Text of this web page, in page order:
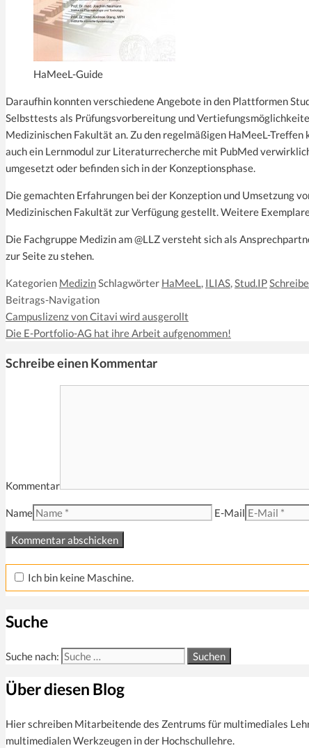
HaMeeL-Guide
Daraufhin konnten verschiedene Angebote in den Plattformen
Selbsttests als Prüfungsvorbereitung und
Medizinischen Fakultät an. Zu den regelmäßigen HaMeeL-
auch ein Lernmodul zur Literaturrecherche mit PubMed
umgesetzt oder befinden sich in der Konzeptionsphase.
Die gemachten Erfahrungen bei der Konzeption und Umsetzung
Medizinischen Fakultät zur Verfügung gestellt. Weitere
Die Fachgruppe Medizin am @LLZ versteht sich als
zur Seite zu stehen.
Kategorien MedizinSchlagwörter HaMeeL, ILIAS,Stud.IP
Beitrags-Navigation
Campuslizenz von Citavi wird ausgerollt
Die E-Portfolio-AG hat ihre Arbeit aufgenommen!
Schreibe einen Kommentar
Kommentar
Name E-Mail
Ich bin keine Maschine.
Suche
Suche nach:
Über diesen Blog
Hier schreiben Mitarbeitende des Zentrums für multi­mediales
multimedialen Werkzeugen in der Hochschullehre.